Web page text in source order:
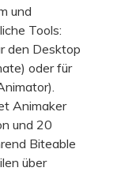
und
Tools:
den Desktop
oder für
Animaker
und 20
Biteable
über